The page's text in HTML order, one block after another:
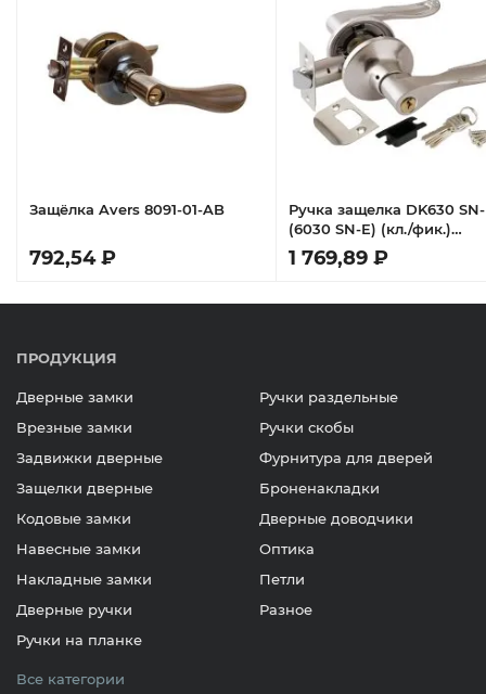
Защёлка Avers 8091-01-AB
792,54 ₽
Ручка защелка DK630
(6030 SN-E) (кл./фик.)
мат.никель
1 769,89 ₽
ПРОДУКЦИЯ
Дверные замки
Врезные замки
Задвижки дверные
Защелки дверные
Кодовые замки
Навесные замки
Накладные замки
Дверные ручки
Ручки на планке
Ручки раздельные
Ручки скобы
Фурнитура для дверей
Броненакладки
Дверные доводчики
Оптика
Петли
Разное
Все категории